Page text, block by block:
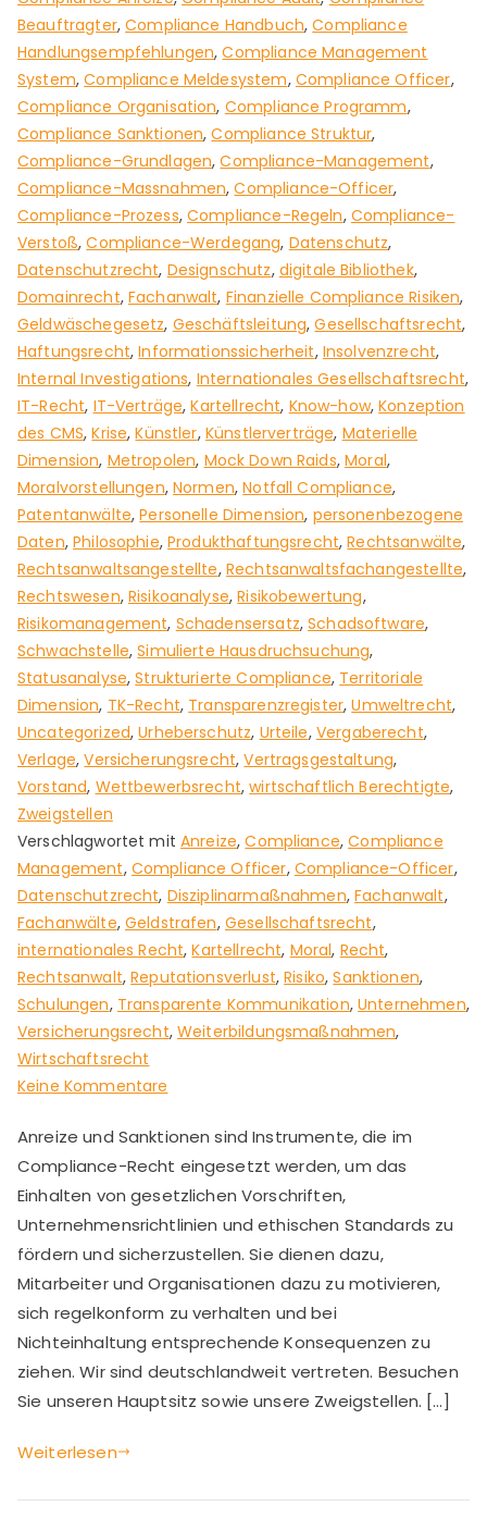
Beauftragter,Compliance Handbuch,Compliance
Handlungsempfehlungen,Compliance Management
System,Compliance Meldesystem, Compliance Officer,
Compliance Organisation, Compliance Programm,
Compliance Sanktionen,Compliance Struktur,
Compliance-Grundlagen,Compliance-Management,
Compliance-Massnahmen,Compliance-Officer,
Compliance-Prozess,Compliance-Regeln, Compliance-
Verstoß,Compliance-Werdegang, Datenschutz,
Datenschutzrecht, Designschutz, digitale Bibliothek,
Domainrecht, Fachanwalt, Finanzielle Compliance Risiken,
Geldwäschegesetz, Geschäftsleitung,Gesellschaftsrecht,
Haftungsrecht,Informationssicherheit, Insolvenzrecht,
Internal Investigations, Internationales Gesellschaftsrecht,
IT-Recht, IT-Verträge,Kartellrecht, Know-how,Konzeption
des CMS,Krise,Künstler, Künstlerverträge, Materielle
Dimension, Metropolen, Mock Down Raids,Moral,
Moralvorstellungen,Normen,Notfall Compliance,
Patentanwälte,Personelle Dimension, personenbezogene
Daten,Philosophie,Produkthaftungsrecht,Rechtsanwälte,
Rechtsanwaltsangestellte, Rechtsanwaltsfachangestellte,
Rechtswesen, Risikoanalyse,Risikobewertung,
Risikomanagement, Schadensersatz,Schadsoftware,
Schwachstelle,Simulierte Hausdruchsuchung,
Statusanalyse,Strukturierte Compliance, Territoriale
Dimension, TK-Recht, Transparenzregister,Umweltrecht,
Uncategorized,Urheberschutz, Urteile, Vergaberecht,
Verlage,Versicherungsrecht,Vertragsgestaltung,
Vorstand, Wettbewerbsrecht,wirtschaftlich Berechtigte,
Zweigstellen
Verschlagwortet mit Anreize,Compliance,Compliance
Management, Compliance Officer, Compliance-Officer,
Datenschutzrecht, Disziplinarmaßnahmen,Fachanwalt,
Fachanwälte, Geldstrafen, Gesellschaftsrecht,
internationales Recht,Kartellrecht, Moral, Recht,
Rechtsanwalt,Reputationsverlust,Risiko,Sanktionen,
Schulungen, Transparente Kommunikation,Unternehmen,
Versicherungsrecht,Weiterbildungsmaßnahmen,
Wirtschaftsrecht
Keine Kommentare
und
Sanktionen
als
Instrumente
Anreize und Sanktionen sind Instrumente, die im
Compliance-Recht eingesetzt werden, um das
Einhalten von gesetzlichen Vorschriften,
Unternehmensrichtlinien und ethischen Standards zu
fördern und sicherzustellen. Sie dienen dazu,
Mitarbeiter und Organisationen dazu zu motivieren,
sich regelkonform zu verhalten und bei
Nichteinhaltung entsprechende Konsequenzen zu
ziehen. Wir sind deutschlandweit vertreten. Besuchen
Sie unseren Hauptsitz sowie unsere Zweigstellen. […]
Weiterlesen